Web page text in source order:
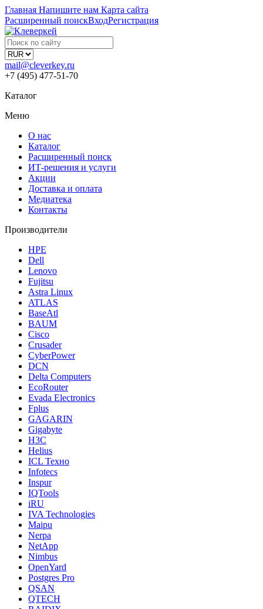
Главная Напишите нам Карта сайта
Расширенный поискВходРегистрация
mail@cleverkey.ru
+7 (495) 477-51-70
Каталог
Меню
О нас
Каталог
Расширенный поиск
ИТ-решения и услуги
Акции
Доставка и оплата
Медиатека
Контакты
Производители
HPE
Dell
Lenovo
Fujitsu
Astra Linux
ATLAS
BaseAtl
BAUM
Cisco
Crusader
CyberPower
DCN
Delta Computers
EcoRouter
Evada Electronics
Fplus
GAGARIN
Gigabyte
H3C
Helius
ICL Техно
Infotecs
Inspur
IQTools
iRU
IVA Technologies
Maipu
Nerpa
NetApp
Nimbus
OpenYard
Postgres Pro
QSAN
QTECH